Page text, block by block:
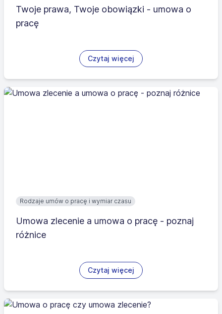
Twoje prawa, Twoje obowiązki - umowa o
pracę
Czytaj więcej
Rodzaje umów o pracę i wymiar czasu
Umowa zlecenie a umowa o pracę - poznaj
różnice
Czytaj więcej